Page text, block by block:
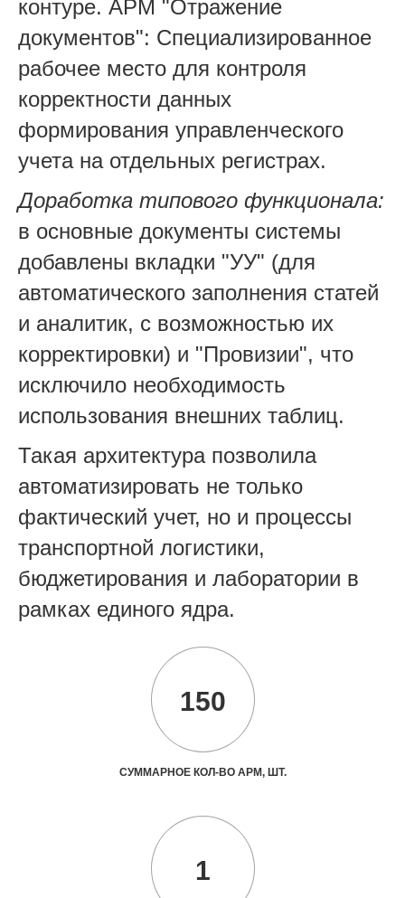
контуре. АРМ "Отражение
документов": Специализированное
рабочее место для контроля
корректности данных
формирования управленческого
учета на отдельных регистрах.
Доработка типового функционала:
в основные документы системы
добавлены вкладки "УУ" (для
автоматического заполнения статей
и аналитик, с возможностью их
корректировки) и "Провизии", что
исключило необходимость
использования внешних таблиц.
Такая архитектура позволила
автоматизировать не только
фактический учет, но и процессы
транспортной логистики,
бюджетирования и лаборатории в
рамках единого ядра.
150
СУММАРНОЕ КОЛ-ВО АРМ, ШТ.
1